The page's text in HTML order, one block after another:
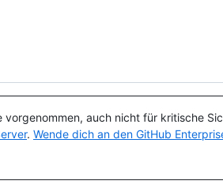
vorgenommen, auch nicht für kritische
. Wende dich an den GitHub